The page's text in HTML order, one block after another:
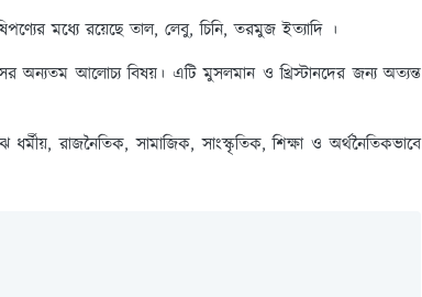
মধ্যে রয়েছে তাল, লেবু, চিনি, তরমুজ ইত্যাদি ।
অন্যতম আলোচ্য বিষয়। এটি মুসলমান ও খ্রিস্টানদের জন্য অত্যন্ত
রাজনৈতিক, সামাজিক, সাংস্কৃতিক, শিক্ষা ও অর্থনৈতিকভাবে